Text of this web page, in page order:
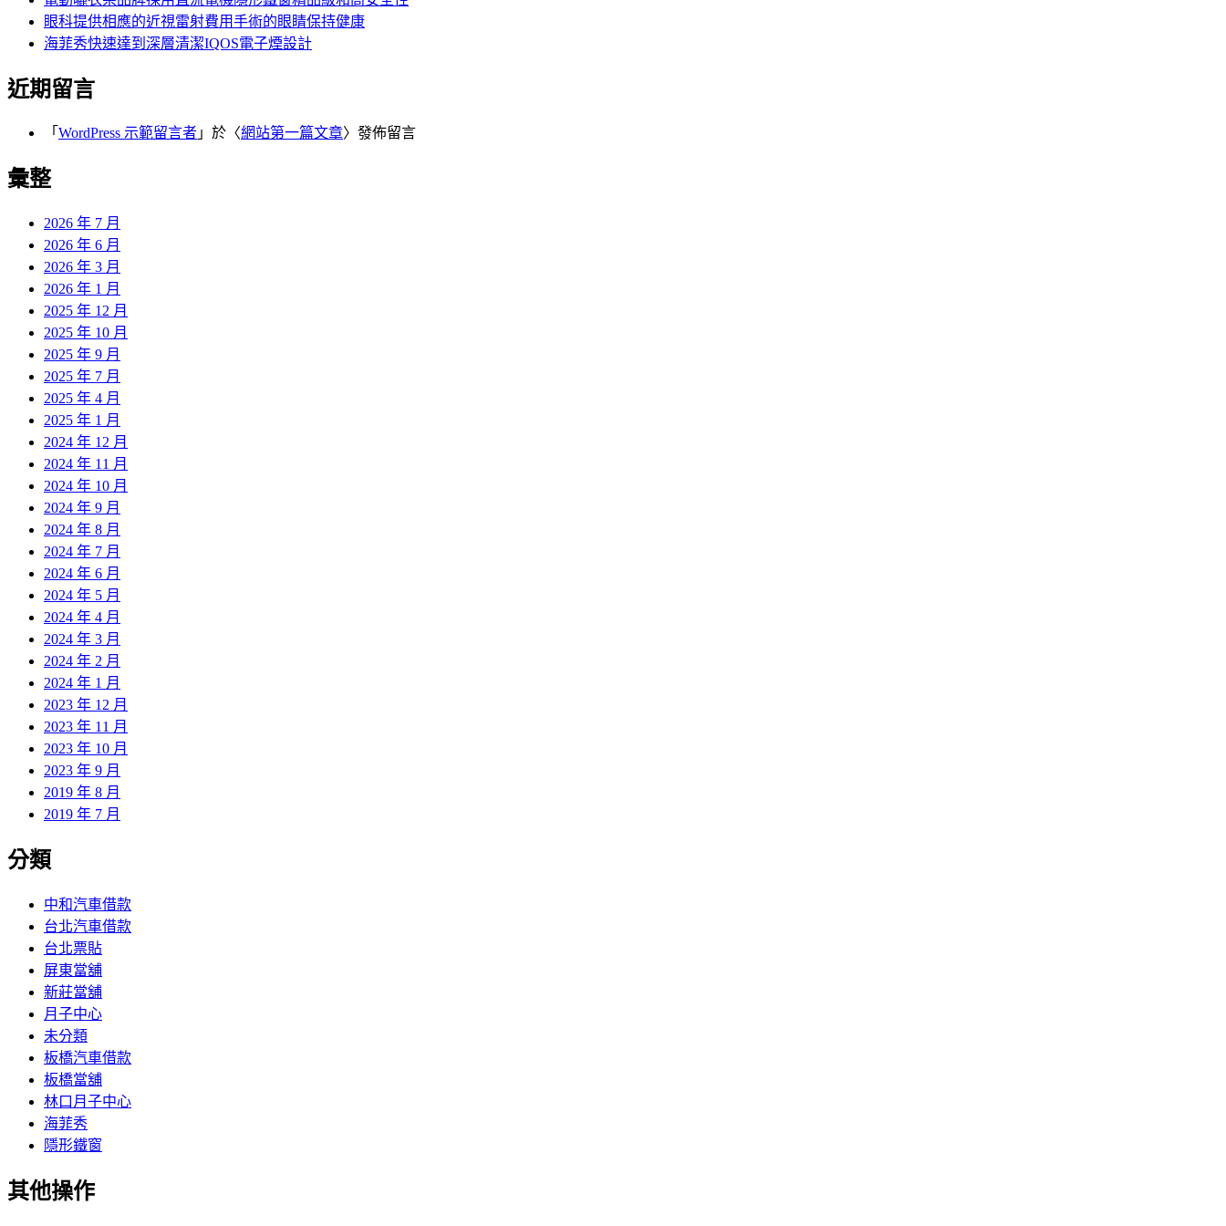
眼科提供相應的近視雷射費用手術的眼睛保持健康
海菲秀快速達到深層清潔IQOS電子煙設計
近期留言
「 WordPress 示範留言者 」於〈網站第一篇文章〉發佈留言
彙整
2026 年 7 月
2026 年 6 月
2026 年 3 月
2026 年 1 月
2025 年 12 月
2025 年 10 月
2025 年 9 月
2025 年 7 月
2025 年 4 月
2025 年 1 月
2024 年 12 月
2024 年 11 月
2024 年 10 月
2024 年 9 月
2024 年 8 月
2024 年 7 月
2024 年 6 月
2024 年 5 月
2024 年 4 月
2024 年 3 月
2024 年 2 月
2024 年 1 月
2023 年 12 月
2023 年 11 月
2023 年 10 月
2023 年 9 月
2019 年 8 月
2019 年 7 月
分類
中和汽車借款
台北汽車借款
台北票貼
屏東當舖
新莊當舖
月子中心
未分類
板橋汽車借款
板橋當舖
林口月子中心
海菲秀
隱形鐵窗
其他操作